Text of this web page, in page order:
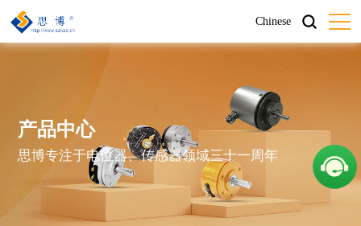
Chinese
产品中心
思博专注于电位器、传感器领域三十一周年